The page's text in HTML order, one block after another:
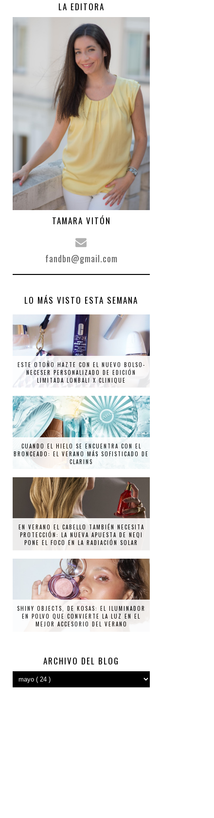
LA EDITORA
TAMARA VITÓN
fandbn@gmail.com
LO MÁS VISTO ESTA SEMANA
ESTE OTOÑO HAZTE CON EL NUEVO BOLSO-
NECESER PERSONALIZADO DE EDICIÓN
LIMITADA LONBALI X CLINIQUE
CUANDO EL HIELO SE ENCUENTRA CON EL
BRONCEADO: EL VERANO MÁS SOFISTICADO DE
CLARINS
EN VERANO EL CABELLO TAMBIÉN NECESITA
PROTECCIÓN: LA NUEVA APUESTA DE NEQI
PONE EL FOCO EN LA RADIACIÓN SOLAR
SHINY OBJECTS, DE KOSAS: EL ILUMINADOR
EN POLVO QUE CONVIERTE LA LUZ EN EL
MEJOR ACCESORIO DEL VERANO
ARCHIVO DEL BLOG